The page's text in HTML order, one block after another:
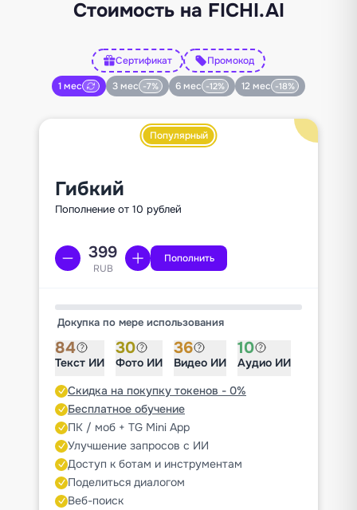
Стоимость на FICHI.AI
Сертификат
1 мес
3 мес -7% 6 мес -12% 12 мес -18%
Промокод
Популярный
Гибкий
Пополнение от 10 рублей
RUB
Пополнить
Докупка по мере использования
84
Текст ИИ
30
Фото ИИ
36
Видео ИИ
10
Аудио ИИ
Скидка на покупку токенов - 0%
Бесплатное обучение
ПК / моб + TG Mini App
Улучшение запросов с ИИ
Доступ к ботам и инструментам
Поделиться диалогом
Веб-поиск